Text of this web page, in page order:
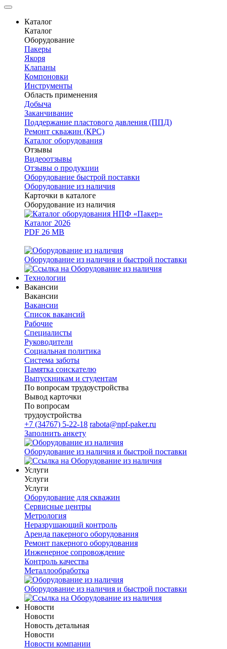
Каталог
Каталог
Оборудование
Пакеры
Якоря
Клапаны
Компоновки
Инструменты
Область применения
Добыча
Заканчивание
Поддержание пластового давления (ППД)
Ремонт скважин (КРС)
Каталог оборудования
Отзывы
Видеоотзывы
Отзывы о продукции
Оборудование быстрой поставки
Оборудование из наличия
Карточки в каталоге
Оборудование из наличия
Каталог 2026
PDF 26 MB
Оборудование из наличия и быстрой поставки
Технологии
Вакансии
Вакансии
Вакансии
Список вакансий
Рабочие
Специалисты
Руководители
Cоциальная политика
Система заботы
Памятка соискателю
Выпускникам и студентам
По вопросам трудоустройства
Вывод карточки
По вопросам
трудоустройства
+7 (34767) 5-22-18 rabota@npf-paker.ru
Заполнить анкету
Оборудование из наличия и быстрой поставки
Услуги
Услуги
Услуги
Оборудование для скважин
Сервисные центры
Метрология
Неразрушающий контроль
Аренда пакерного оборудования
Ремонт пакерного оборудования
Инженерное сопровождение
Контроль качества
Металлообработка
Оборудование из наличия и быстрой поставки
Новости
Новости
Новость детальная
Новости
Новости компании